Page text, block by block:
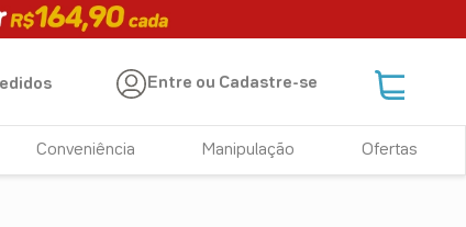
Entre ou Cadastre-se
Conveniência Manipulação Ofertas